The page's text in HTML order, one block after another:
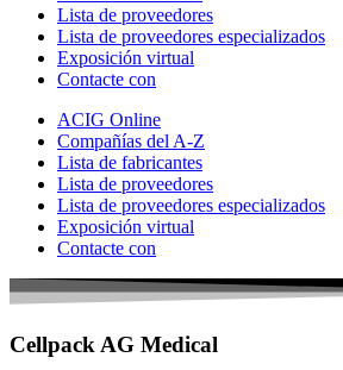
Lista de proveedores
Lista de proveedores especializados
Exposición virtual
Contacte con
ACIG Online
Compañías del A-Z
Lista de fabricantes
Lista de proveedores
Lista de proveedores especializados
Exposición virtual
Contacte con
Cellpack AG Medical